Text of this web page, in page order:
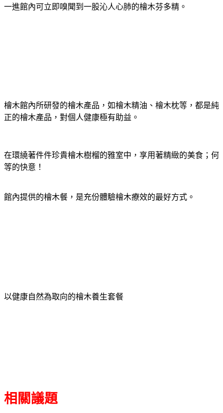
一進館內可立即嗅聞到一股沁人心肺的檜木芬多精。
檜木館內所研發的檜木產品，如檜木精油、檜木枕等，都是純
正的檜木產品，對個人健康極有助益。
在環繞著件件珍貴檜木樹榴的雅室中，享用著精緻的美食；何
等的快意！
館內提供的檜木餐，是充份體驗檜木療效的最好方式。
以健康自然為取向的檜木養生套餐
相關議題